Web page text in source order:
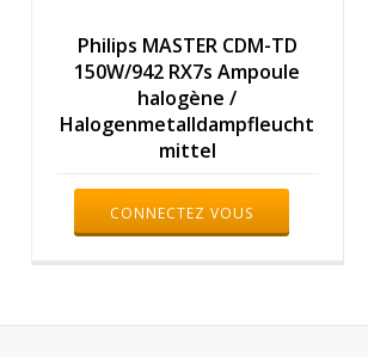
Philips MASTER CDM-TD
150W/942 RX7s Ampoule
halogène /
Halogenmetalldampfleucht
mittel
CONNECTEZ VOUS